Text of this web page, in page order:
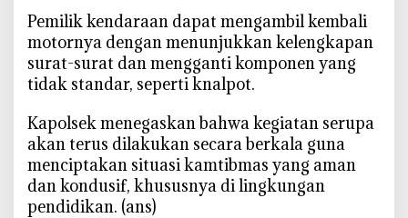
‎Pemilik kendaraan dapat mengambil kembali
motornya dengan menunjukkan kelengkapan
surat-surat dan mengganti komponen yang
tidak standar, seperti knalpot.
‎Kapolsek menegaskan bahwa kegiatan serupa
akan terus dilakukan secara berkala guna
menciptakan situasi kamtibmas yang aman
dan kondusif, khususnya di lingkungan
pendidikan. (ans)